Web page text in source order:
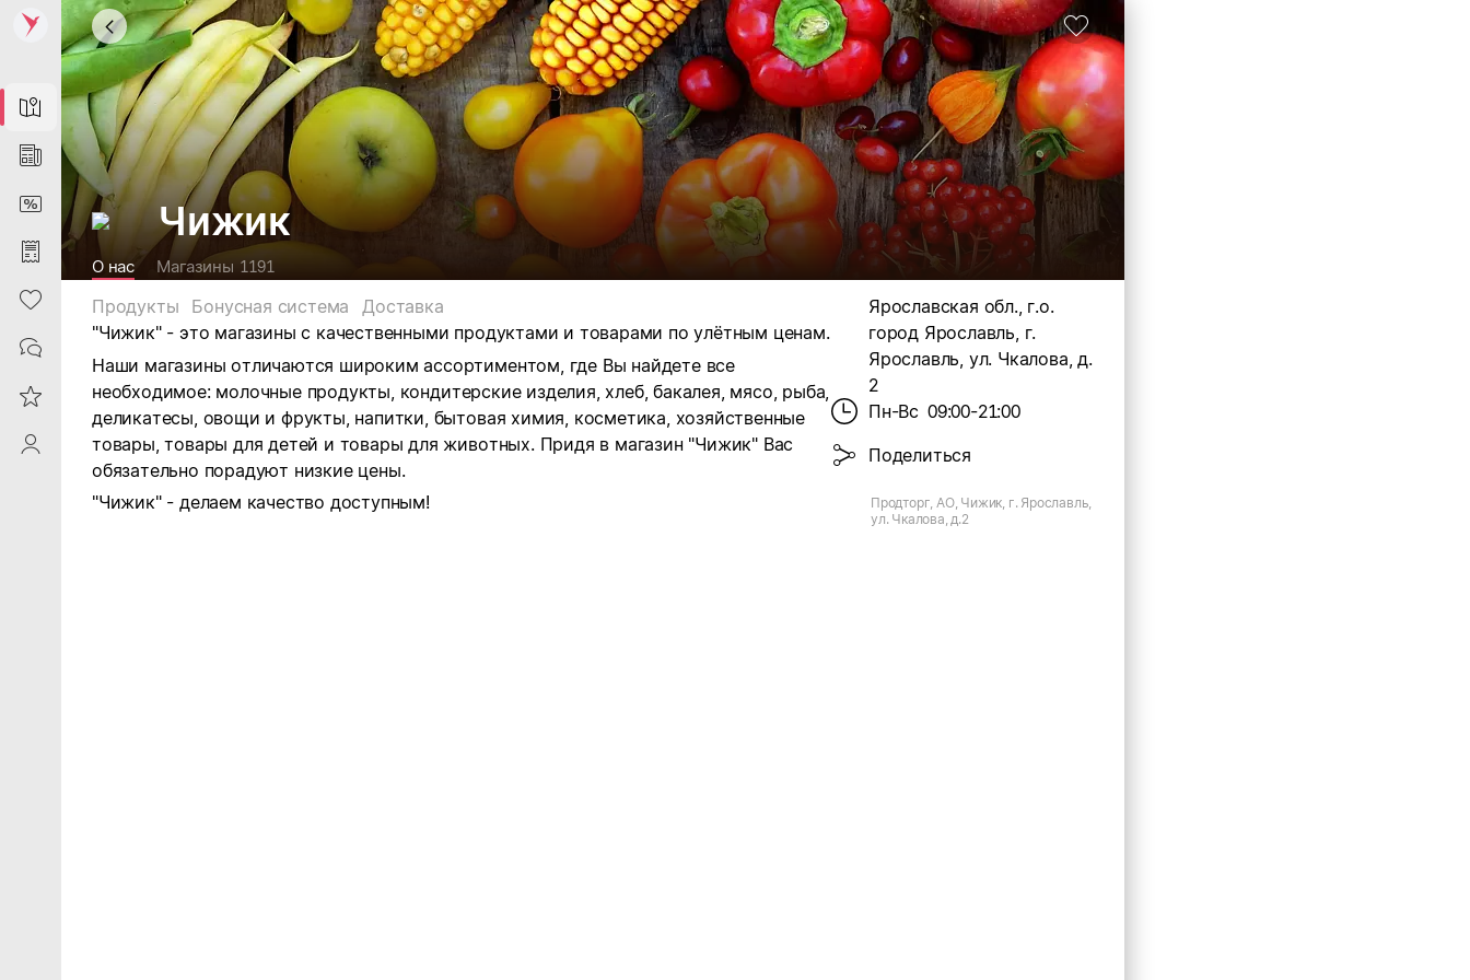
Map
News
DiscountCard
Purchases
Heart
Contacts
Reviews
ProfileSaby
Чижик
О нас Магазины 1191
Продукты Бонусная система
Доставка
"Чижик" -это магазины с качественными продуктами и товарами по улётным ценам.
Наши магазины отличаются широким ассортиментом, где Вы найдете все
необходимое: молочные продукты, кондитерские изделия, хлеб, бакалея, мясо, рыба,
деликатесы, овощи и фрукты, напитки, бытовая химия, косметика, хозяйственные
товары, товары для детей и товары для животных. Придя в магазин "Чижик" Вас
обязательно порадуют низкие цены.
"Чижик" - делаем качество доступным!
Ярославская обл., г.о.
город Ярославль, г.
Ярославль, ул. Чкалова, д.
2
Пн-Вс 09:00-21:00
Поделиться
Продторг, АО, Чижик, г. Ярославль,
ул. Чкалова, д.2